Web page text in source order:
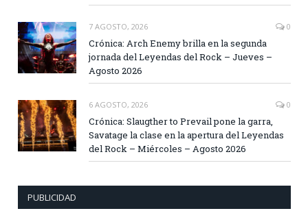
7 AGOSTO, 2026 0
Crónica: Arch Enemy brilla en la segunda
jornada del Leyendas del Rock – Jueves –
Agosto 2026
6 AGOSTO, 2026 0
Crónica: Slaugther to Prevail pone la garra,
Savatage la clase en la apertura del Leyendas
del Rock – Miércoles – Agosto 2026
PUBLICIDAD